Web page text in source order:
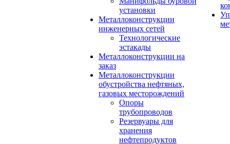
установки
Металлоконструкции
инженерных сетей
Технологические
эстакады
Металлоконструкции на
заказ
Металлоконструкции
обустройства нефтяных,
газовых месторождений
Опоры
трубопроводов
Резервуары для
хранения
нефтепродуктов